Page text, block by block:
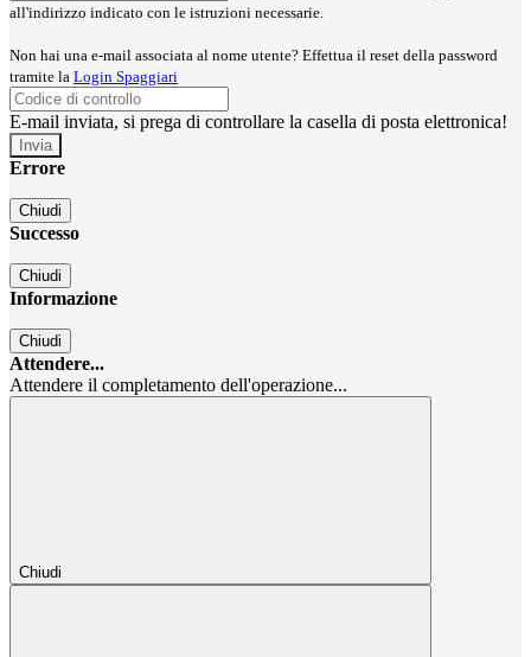
all'indirizzo indicato con le istruzioni necessarie.
Non hai una e-mail associata al nome utente? Effettua il reset della password
tramite la Login Spaggiari
E-mail inviata, si prega di controllare la casella di posta elettronica!
Errore
Chiudi
Successo
Chiudi
Informazione
Chiudi
Attendere...
Attendere il completamento dell'operazione...
Chiudi